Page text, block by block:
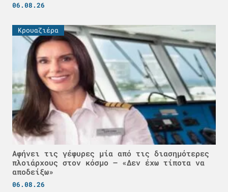
06.08.26
Κρουαζιέρα
Αφήνει τις γέφυρες μία από τις διασημότερες
πλοιάρχους στον κόσμο – «Δεν έχω τίποτα να
αποδείξω»
06.08.26